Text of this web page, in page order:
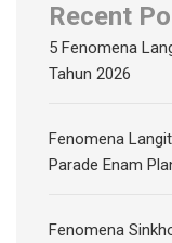
Recent
5 Fenomena
Tahun 2026
Fenomena
Parade Enam
Fenomena